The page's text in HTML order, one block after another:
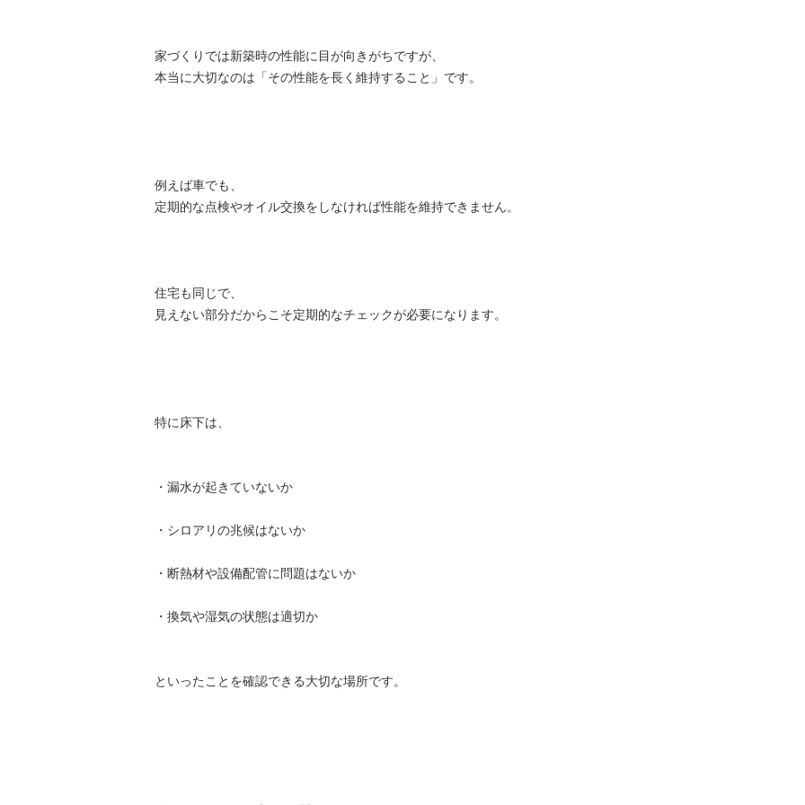
家づくりでは新築時の性能に目が向きがちですが、
本当に大切なのは「その性能を長く維持すること」です。
例えば車でも、
定期的な点検やオイル交換をしなければ性能を維持できません。
住宅も同じで、
見えない部分だからこそ定期的なチェックが必要になります。
特に床下は、
・漏水が起きていないか
・シロアリの兆候はないか
・断熱材や設備配管に問題はないか
・換気や湿気の状態は適切か
といったことを確認できる大切な場所です。